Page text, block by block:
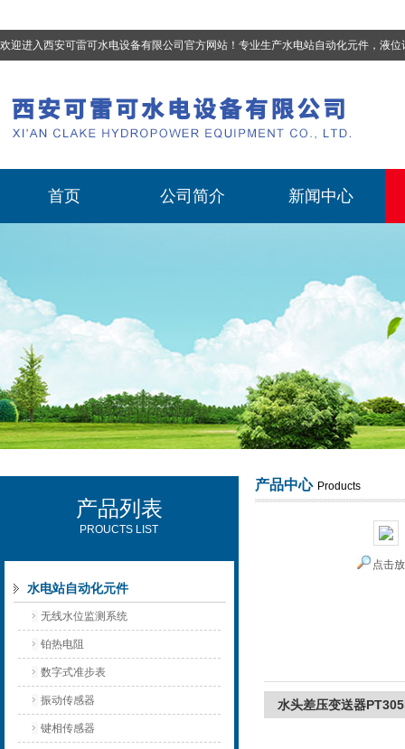
欢迎进入西安可雷可水电设备有限公司官方网站！专业生产水电站自动化元件，液位计、流量计、压力变送器、油混水控制器、温度传感器、电磁阀球阀蝶阀、测速装置、位移
西安可雷可水电设备有限公司
首页 公司简介 新闻中心
产品列表
PROUCTS LIST
水电站自动化元件
无线水位监测系统
铂热电阻
数字式准步表
振动传感器
键相传感器
产品中心 Products
点击
水头差压变送器